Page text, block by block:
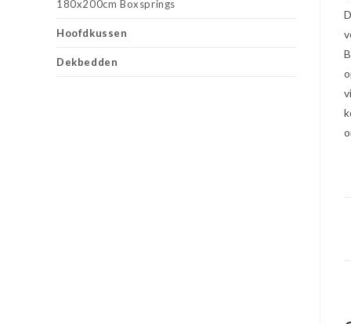
180x200cm Boxsprings
Hoofdkussen
Dekbedden